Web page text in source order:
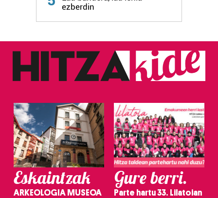
ezberdin
Eskaintzak
ARKEOLOGIA MUSEOA
Gure berri.
Parte hartu 33. Lilatoian